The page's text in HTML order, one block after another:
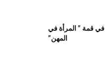
قمة ” المرأة في
المهن”